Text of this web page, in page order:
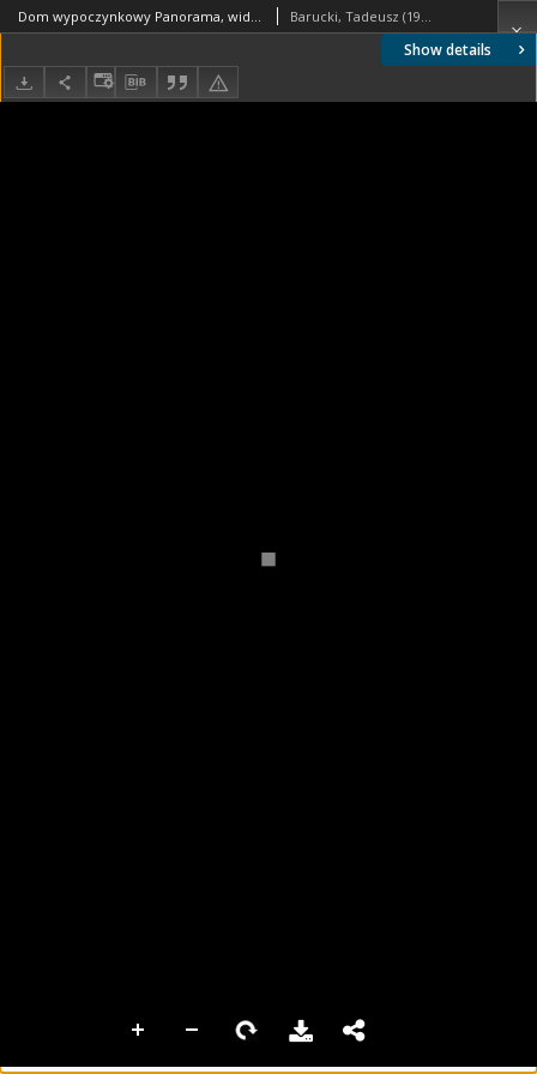
Show details
Dom wypoczynkowy Panorama, widok ogólny zewnętrzny, Zakopane Barucki, Tadeusz (1922- ). Fotograf